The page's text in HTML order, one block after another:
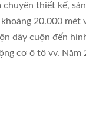
thiết kế,
20.000 mét
dây cuộn đến
cơ ô tô vv. Năm